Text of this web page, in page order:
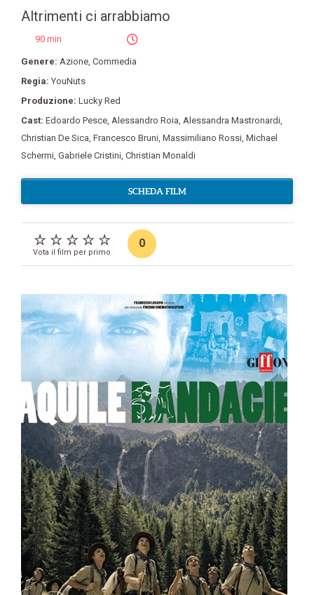
Altrimenti ci arrabbiamo
90 min
Genere: Azione Commedia
Regia: YouNuts
Produzione: Lucky Red
Cast: Edoardo Pesce Alessandro Roia Alessandra Mastronardi
Christian De Sica Francesco Bruni Massimiliano Rossi Michael
Schermi Gabriele Cristini Christian Monaldi
SCHEDA FILM
Vota il film per primo
0